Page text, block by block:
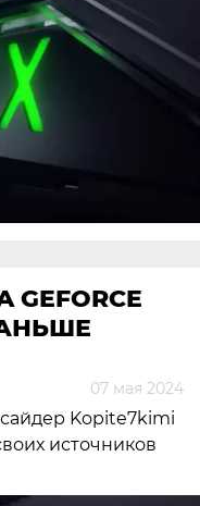
07 мая 2024
Kopite7kimi
источников